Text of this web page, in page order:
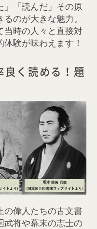
」「読んだ」その原
のが大きな魅力。
当時の人々と直接対
験が味わえます！
良く読める！題
の偉人たちの古文書
武将や幕末の志士の